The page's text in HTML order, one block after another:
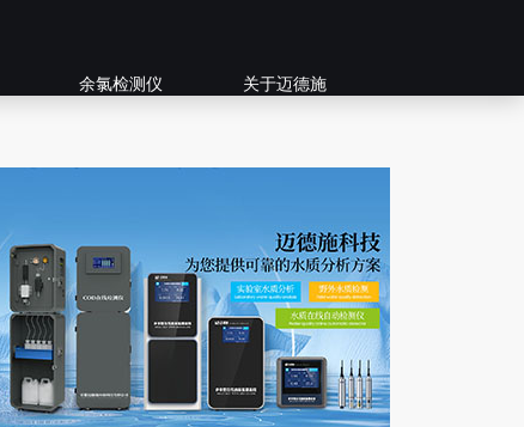
余氯检测仪 关于迈德施